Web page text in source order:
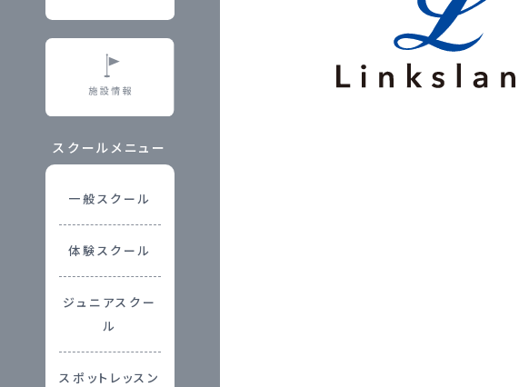
スクールメニュー
一般スクール
体験スクール
ジュニアスクー
ル
スポットレッスン